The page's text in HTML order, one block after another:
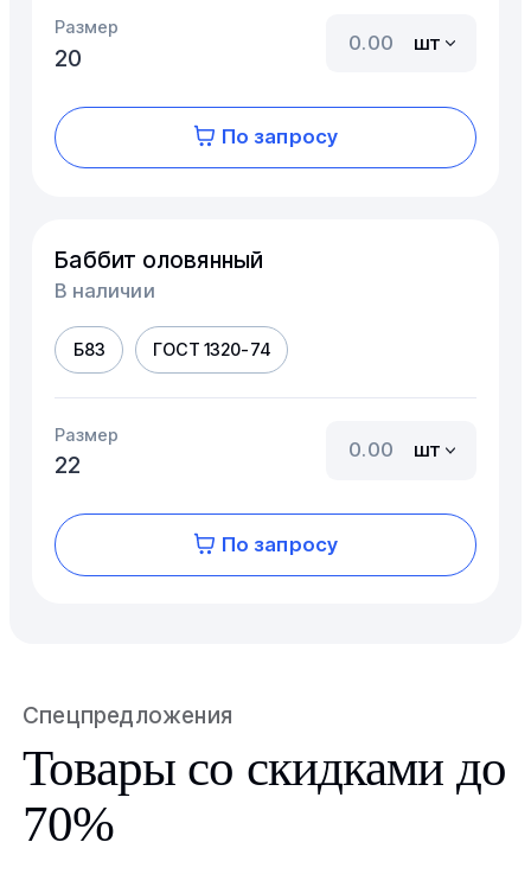
Размер
20
шт
По запросу
Баббит оловянный
В наличии
Б83 ГОСТ 1320-74
Размер
22
шт
По запросу
Спецпредложения
Товары со скидками до
70%